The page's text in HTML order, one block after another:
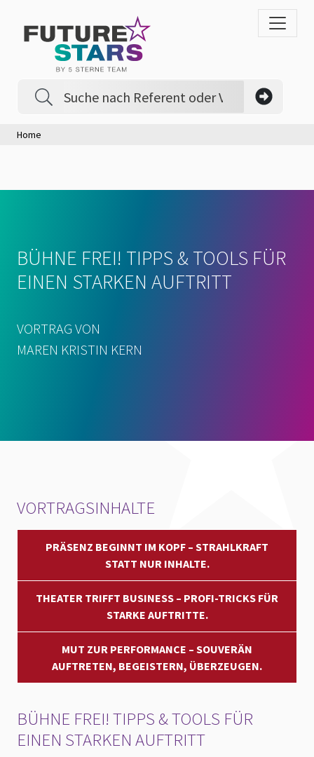
Home
BÜHNE FREI! TIPPS & TOOLS FÜR
EINEN STARKEN AUFTRITT
VORTRAG VON
MAREN KRISTIN KERN
VORTRAGSINHALTE
PRÄSENZ BEGINNT IM KOPF – STRAHLKRAFT
STATT NUR INHALTE.
THEATER TRIFFT BUSINESS – PROFI-TRICKS FÜR
STARKE AUFTRITTE.
MUT ZUR PERFORMANCE – SOUVERÄN
AUFTRETEN, BEGEISTERN, ÜBERZEUGEN.
BÜHNE FREI! TIPPS & TOOLS FÜR
EINEN STARKEN AUFTRITT